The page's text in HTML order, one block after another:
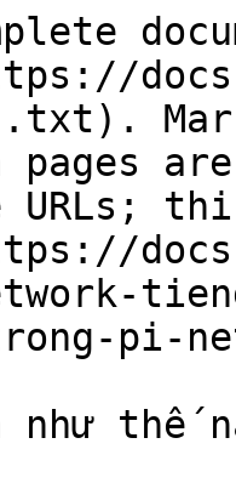
pages
URLs;
pi-
thế